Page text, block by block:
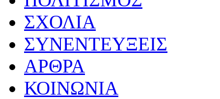
ΣΧΟΛΙΑ
ΣΥΝΕΝΤΕΥΞΕΙΣ
ΑΡΘΡΑ
ΚΟΙΝΩΝΙΑ